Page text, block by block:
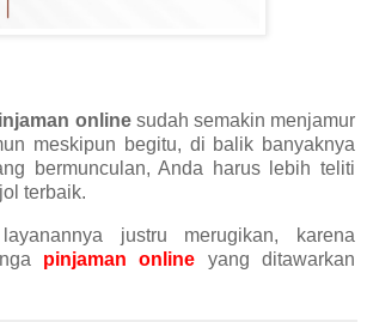
onlinesudah semakin menjamur
meskipun begitu, di balik banyaknya
bermunculan, Anda harus lebih teliti
terbaik.
justru merugikan, karena
pinjaman online yang ditawarkan